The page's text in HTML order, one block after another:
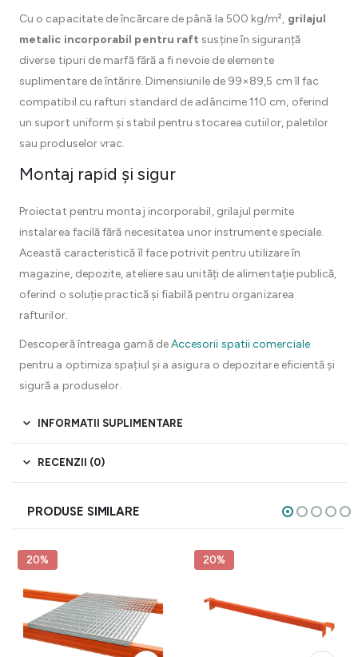
Cu o capacitate de încărcare de până la 500 kg/m², grilajul
metalic incorporabil pentru raft susține în siguranță
diverse tipuri de marfă fără a fi nevoie de elemente
suplimentare de întărire. Dimensiunile de 99×89,5 cm îl fac
compatibil cu rafturi standard de adâncime 110 cm, oferind
un suport uniform și stabil pentru stocarea cutiilor, paletilor
sau produselor vrac.
Montaj rapid și sigur
Proiectat pentru montaj incorporabil, grilajul permite
instalarea facilă fără necesitatea unor instrumente speciale.
Această caracteristică îl face potrivit pentru utilizare în
magazine, depozite, ateliere sau unități de alimentație publică,
oferind o soluție practică și fiabilă pentru organizarea
rafturilor.
Descoperă întreaga gamă deAccesorii spatii comerciale
pentru a optimiza spațiul și a asigura o depozitare eficientă și
sigură a produselor.
INFORMATII SUPLIMENTARE
RECENZII (0)
PRODUSE SIMILARE
20% 20%